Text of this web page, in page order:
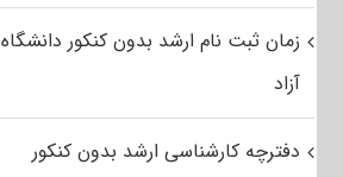
زمان ثبت نام ارشد بدون کنکور دانشگاه
آزاد
دفترچه کارشناسی ارشد بدون کنکور